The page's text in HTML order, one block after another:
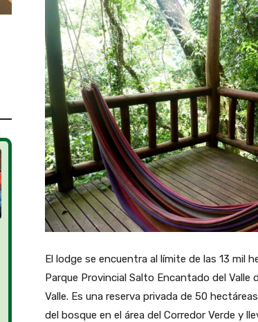
El lodge se encuentra al límite de las 13 mil
Parque Provincial Salto Encantado del Valle
Valle. Es una reserva privada de 50
del bosque en el área del Corredor Verde y